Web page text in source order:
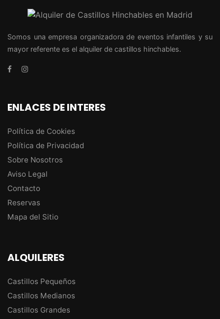
Somos una empresa organizadora de eventos infantiles y su
mayor referente es el alquiler de castillos hinchables.
ENLACES DE INTERES
Política de Cookies
Política de Privacidad
Sobre Nosotros
Aviso Legal
Contacto
Reservas
Mapa del Sitio
ALQUILERES
Castillos Pequeños
Castillos Medianos
Castillos Grandes